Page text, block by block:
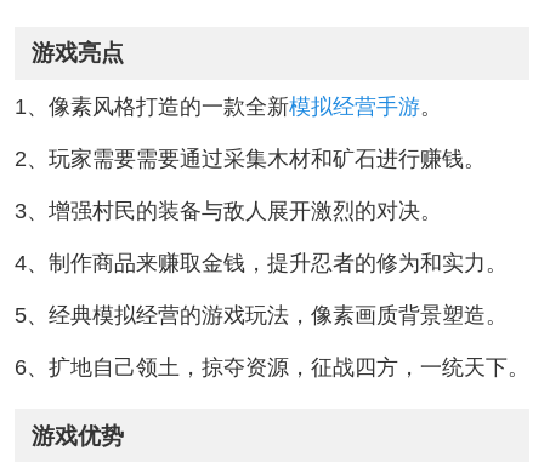
游戏亮点
1、像素风格打造的一款全新模拟经营手游。
2、玩家需要需要通过采集木材和矿石进行赚钱。
3、增强村民的装备与敌人展开激烈的对决。
4、制作商品来赚取金钱，提升忍者的修为和实力。
5、经典模拟经营的游戏玩法，像素画质背景塑造。
6、扩地自己领土，掠夺资源，征战四方，一统天下。
游戏优势